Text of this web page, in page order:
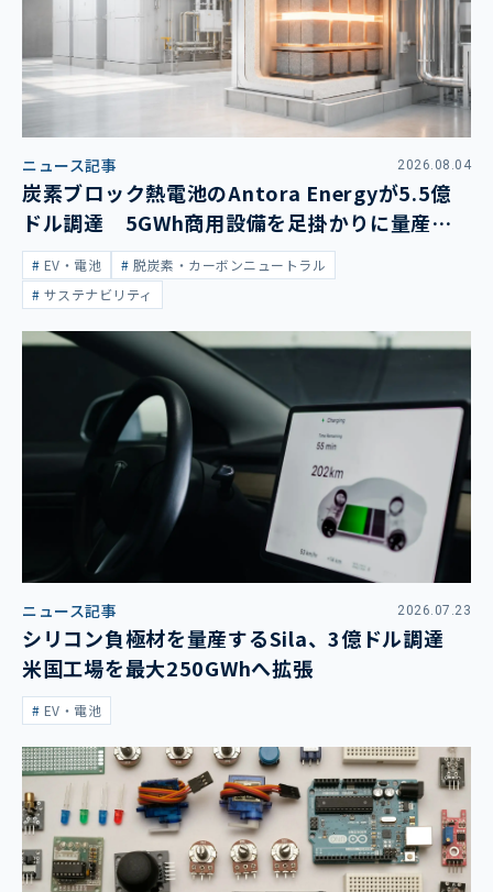
ニュース記事 2026.08.04
炭素ブロック熱電池のAntora Energyが5.5億
ドル調達 5GWh商用設備を足掛かりに量産拡
大EV・電池
脱炭素・カーボンニュートラル
サステナビリティ
ニュース記事 2026.07.23
シリコン負極材を量産するSila、3億ドル調達
米国工場を最大250GWhへ拡張
EV・電池